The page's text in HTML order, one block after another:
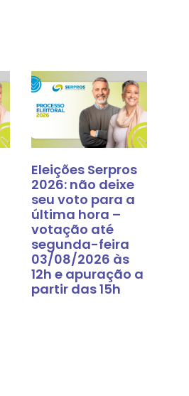
Eleições Serpros
2026: não deixe
seu voto para a
última hora –
votação até
segunda-feira
03/08/2026 às
12h e apuração a
partir das 15h